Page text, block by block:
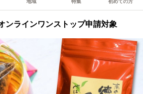
地域 特集 初めての方
ンラインワンストップ申請対象